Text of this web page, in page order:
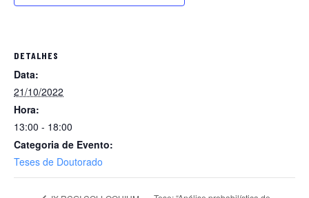
DETALHES
Data:
21/10/2022
Hora:
13:00 - 18:00
Categoria de Evento:
Teses de Doutorado